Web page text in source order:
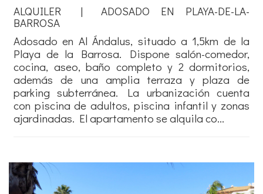
ALQUILER | ADOSADO EN PLAYA-DE-LA-
BARROSA
Adosado en Al Ándalus, situado a 1,5km de la
Playa de la Barrosa. Dispone salón-comedor,
cocina, aseo, baño completo y 2 dormitorios,
además de una amplia terraza y plaza de
parking subterránea. La urbanización cuenta
con piscina de adultos, piscina infantil y zonas
ajardinadas. El apartamento se alquila co...